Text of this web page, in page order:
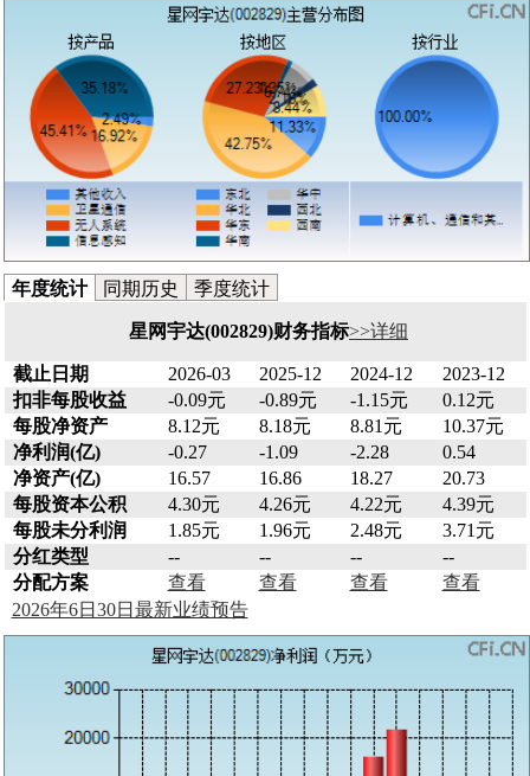
年度统计 同期历史 季度统计
星网宇达(002829)财务指标>>详细
截止日期 2026-03 2025-12 2024-12
2023-12
扣非每股收益
-0.09元 -0.89元 -1.15元
0.12元
每股净资产
8.12元 8.18元 8.81元
10.37元
净利润(亿)
-0.27 -1.09 -2.28
0.54
净资产(亿)
16.57 16.86 18.27
20.73
每股资本公积
4.30元 4.26元 4.22元
4.39元
每股未分利润
1.85元 1.96元 2.48元
3.71元
分红类型
-- -- --
--
分配方案
查看 查看 查看
查看
2026年6日30日最新业绩预告